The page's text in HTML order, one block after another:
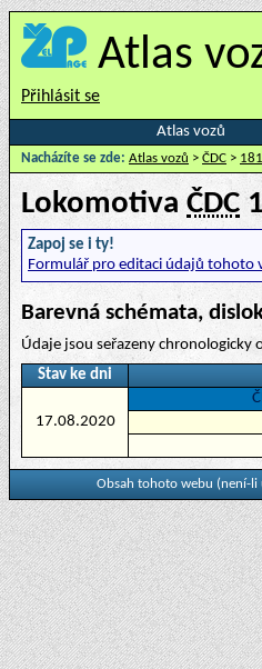
Atlas
Přihlásit se
Atlas vozů
Nacházíte se zde: Atlas vozů > ČDC > 181
Lokomotiva ČDC
Zapoj se i ty!
Formulář pro editaci údajů tohoto
Barevná schémata,
Údaje jsou seřazeny chronologicky
Stav ke dni
17.08.2020
Obsah tohoto webu (není-